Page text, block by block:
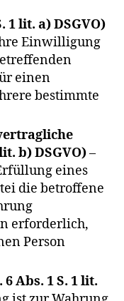
1 lit. a) DSGVO)
Einwilligung
einen
bestimmte
b) DSGVO)–
eines
die betroffene
erforderlich,
Person
Abs. 1 S. 1 lit.